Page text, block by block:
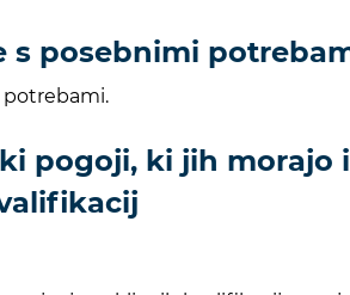
s posebnimi
potrebami.
pogoji, ki jih